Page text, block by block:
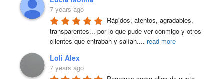
7 years ago
Rápidos, atentos, agradables,
transparentes... por lo que pude ver conmigo y otros
clientes que entraban y salían.... read more
Loli Alex
7 years ago